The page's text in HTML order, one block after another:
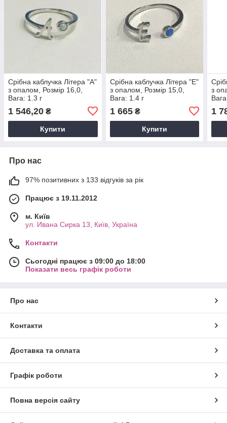
Срібна каблучка Літера "А"
з опалом, Розмір 16,0,
Вага: 1.3 г
1 546,20 ₴
Купити
Срібна каблучка Літера "Е"
з опалом, Розмір 15,0,
Вага: 1.4 г
1 665₴
Купити
з
1
Про нас
97% позитивних з 133 відгуків за рік
Працює з 19.11.2012
м. Київ
ул. Ивана Сирка 13, Київ, Україна
Контакти
Сьогодні працює з 09:00 до 18:00
Показати весь графік роботи
Про нас
Контакти
Доставка та оплата
Графік роботи
Повна версія сайту